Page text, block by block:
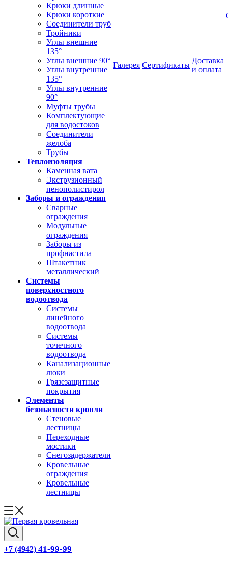
Крюки длинные
Крюки короткие
Соединители труб
Тройники
Углы внешние
135°
Углы внешние 90°
Углы внутренние
135°
Углы внутренние
90°
Муфты трубы
Комплектующие
для водостоков
Соединители
желоба
Трубы
Теплоизоляция
Каменная вата
Экструзионный
пенополистирол
Заборы и ограждения
Сварные
ограждения
Модульные
ограждения
Заборы из
профнастила
Штакетник
металлический
Системы
поверхностного
водоотвода
Системы
линейного
водоотвода
Системы
точечного
водоотвода
Канализационные
люки
Грязезащитные
покрытия
Элементы
безопасности кровли
Стеновые
лестницы
Переходные
мостики
Снегозадержатели
Кровельные
ограждения
Кровельные
лестницы
Галерея Сертификаты
Доставка
и оплата
+7 (4942) 41-99-99